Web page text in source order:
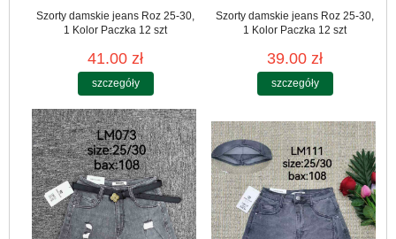
Szorty damskie jeans Roz 25-30,
1 Kolor Paczka 12 szt
41.00 zł
szczegóły
Szorty damskie jeans Roz 25-30,
1 Kolor Paczka 12 szt
39.00 zł
szczegóły